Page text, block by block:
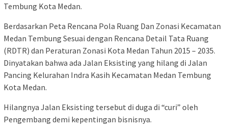
Tembung Kota Medan.
Berdasarkan Peta Rencana Pola Ruang Dan Zonasi Kecamatan
Medan Tembung Sesuai dengan Rencana Detail Tata Ruang
(RDTR) dan Peraturan Zonasi Kota Medan Tahun 2015 – 2035.
Dinyatakan bahwa ada Jalan Eksisting yang hilang di Jalan
Pancing Kelurahan Indra Kasih Kecamatan Medan Tembung
Kota Medan.
Hilangnya Jalan Eksisting tersebut di duga di “curi” oleh
Pengembang demi kepentingan bisnisnya.